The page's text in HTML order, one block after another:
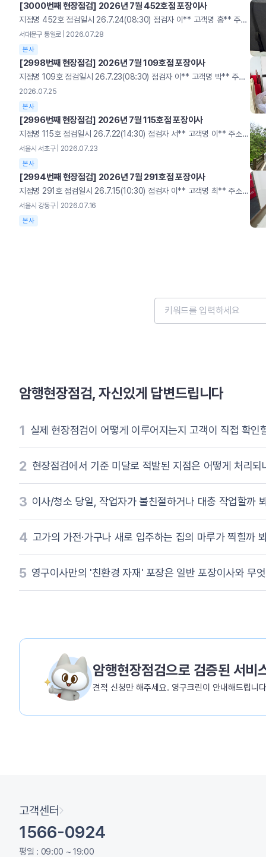
[3000번째 현장점검] 2026년 7월 452호점 포장이사
지점명 452호 점검일시 26.7.24(08:30) 점검자 이** 고객명 홍** 주소 서대문구 통일로 평가 3/5 총점 86 [우수] 기본기 준수 현장! 전용차량 및 전용자재 사용 양호 바닥보강 및 덧신 착용 우수 [개선] 소폭 개선 필요 사항 매뉴얼 포장 미흡 (끈 교차) 일부 인원 구형 유니폼 착용 아이스박스 커버 청결 미흡(얼룩) 항목 세부사항 배점 체크 점수 비고 차량도장(10점) 차량 외관 훼손 여부 점검(긁힘·벗겨짐·찌그러짐) 5 5 10 전/후/좌/우/상판점검 차량 내외관 오염 상태(먼지·기름때) 5 5 감점 미등록 차량 배정 적발 -5 0 차량연락처 미기재 -5 0 가점 신규 도장 차량 배정 +5 0 타사차량 이용시 0점 영구크린 전용차량 차량연락처 기재 항목 세부사항 배점 체크 점수 비고 복장상태(5점) 공식 유니폼 착용 규정 준수 4 0 1 미착용시패널티 발송 도착지 실내 덧신 착용 점검 1 1 가점 출발지 실내 덧신선제적 착용 +5 0 출발지 덧신 착용 바닥보강(0점) 감점 이동 경로 보강미흡 -2 0 0 규정 바닥보강재 미사용or혼용 사용 시바닥 보강 전체 항목 감점 문턱 바닥 보강미흡 -2 0 자재 적재 공간보강 미흡 -2 0 공간탈취(5점) 공간 탈취제 실시 여부 5 5 5 이사레터(5점) 고객 안내문 부착 여부 5 5 5 훼손 - 2점 안전수칙(5점) 현장 안전수칙 준수 여부 5 5 5 항목당 -1점 바닥보강재 설치 구형 유니폼 착용 항목 세부사항 배점 체크 점수 비고 자재관리(11점) 보유 친환경 PP박스규격 준수 3 3 11 미보유시 0점 신발박스 보유 2 2 보관 종류별 박스보관 상태 2 2 바닥 보강재보관 상태 2 2 결속용 끈 자재보관 상태 2 2 감점 기본 필수자재 미보유 -10 0 청결상태(9점) 현장 작업 유니폼 세탁/청결 3 3 6 불량/오염 자재즉시 교체 지시 포장 박스 내외부 오염 여부 1 1 포장 커버 청결/파손 여부 1 1 바구니 파손/오염 점검 1 1 식품용 아이스박스 위생 상태 3 0 오픈박스 포장 자재보관 이사레터 아이스박스(커버 얼룩) 항목 세부사항 배점 체크 점수 비고 포장(40점) 커버포장 N형 포장 간격/ 규격 유지 여부 20 15 35 20/15/10/0평가15/10/5/0평가 모서리 마감 및 구김(반듯한 접기) 15 15 가전/가구 맞춤 전용커버 사용 여부 5 5 감점 속지 이중 비닐포장 누락 -5 0 테이프 사용 적발 시포장점수 0점 전용 커버미사용 -5 0 주방 에어캡미포장 -5 0 규정 외 이삿짐테이프 사용 -20 0 진행상태(5점) 서비스 진행 중현장 정리정돈 상태 5 5 5 작업 중 자재 방치 및 동선 방해 시 감점 커버포장 이중비닐포장 포장작업 작업전경
서대문구 통일로 | 2026.07.28
본사
[2998번째 현장점검] 2026년 7월 109호점 포장이사
지점명 109호 점검일시 26.7.23(08:30) 점검자 이** 고객명 박** 주소 일산서구 대화로 평가 3/5 총점 89 [우수] 기본기 준수 현장! 전용자재 사용 양호 바닥보강 및 덧신 착용 우수 [개선] 소폭 개선 필요 사항 차량 사이드 미러 지지대 파손 끈 보관 상태 미흡, 아이스박스 외부 청결 미흡 항목 세부사항 배점 체크 점수 비고 차량도장(10점) 차량 외관 훼손 여부 점검(긁힘·벗겨짐·찌그러짐) 5 0 5 전/후/좌/우/상판점검 차량 내외관 오염 상태(먼지·기름때) 5 5 감점 미등록 차량 배정 적발 -5 0 차량연락처 미기재 -5 0 가점 신규 도장 차량 배정 +5 0 타사차량 이용시 0점 영구크린 전용차량 차량연락처 기재 항목 세부사항 배점 체크 점수 비고 복장상태(5점) 공식 유니폼 착용 규정 준수 4 4 5 미착용시패널티 발송 도착지 실내 덧신 착용 점검 1 1 가점 출발지 실내 덧신선제적 착용 +5 0 출발지 덧신 착용 바닥보강(0점) 감점 이동 경로 보강미흡 -2 0 0 규정 바닥보강재 미사용or혼용 사용 시바닥 보강 전체 항목 감점 문턱 바닥 보강미흡 -2 0 자재 적재 공간보강 미흡 -2 0 공간탈취(5점) 공간 탈취제 실시 여부 5 5 5 이사레터(5점) 고객 안내문 부착 여부 5 5 5 훼손 - 2점 안전수칙(5점) 현장 안전수칙 준수 여부 5 5 5 항목당 -1점 바닥보강재 설치 유니폼 착용 항목 세부사항 배점 체크 점수 비고 자재관리(11점) 보유 친환경 PP박스규격 준수 3 3 10 미보유시 0점 신발박스 보유 2 2 보관 종류별 박스보관 상태 2 2 바닥 보강재보관 상태 2 2 결속용 끈 자재보관 상태 2 1 감점 기본 필수자재 미보유 -10 0 청결상태(9점) 현장 작업 유니폼 세탁/청결 3 3 6 불량/오염 자재즉시 교체 지시 포장 박스 내외부 오염 여부 1 1 포장 커버 청결/파손 여부 1 1 바구니 파손/오염 점검 1 1 식품용 아이스박스 위생 상태 3 0 신발박스 보유 자재보관 자재보관 아이스박스 항목 세부사항 배점 체크 점수 비고 포장(40점) 커버포장 N형 포장 간격/ 규격 유지 여부 20 20 40 20/15/10/0평가15/10/5/0평가 모서리 마감 및 구김(반듯한 접기) 15 15 가전/가구 맞춤 전용커버 사용 여부 5 5 감점 속지 이중 비닐포장 누락 -5 0 테이프 사용 적발 시포장점수 0점 전용 커버미사용 -5 0 주방 에어캡미포장 -5 0 규정 외 이삿짐테이프 사용 -20 0 진행상태(5점) 서비스 진행 중현장 정리정돈 상태 5 5 5 작업 중 자재 방치 및 동선 방해 시 감점 커버포장 이중비닐포장 전용커버포장 커버 포장작업
2026.07.25
본사
[2996번째 현장점검] 2026년 7월 115호점 포장이사
지점명 115호 점검일시 26.7.22(14:30) 점검자 서** 고객명 이** 주소 서울시 서초구 평가 3/5 총점 98 [우수] 기본기 준수 현장! 전용차량 및 전용자재 사용 양호 바닥보강 및 덧신 착용 우수 [개선] 소폭 개선 필요 사항 커버포장 N자 미흡 ※ 포장 매뉴얼에 따라 깔끔하게 마무리될 수 있도록 유의 바랍니다. 항목 세부사항 배점 체크 점수 비고 차량도장(10점) 차량 외관 훼손 여부 점검(긁힘·벗겨짐·찌그러짐) 5 5 15 전/후/좌/우/상판점검 차량 내외관 오염 상태(먼지·기름때) 5 5 감점 미등록 차량 배정 적발 -5 0 차량연락처 미기재 -5 0 가점 신규 도장 차량 배정 +5 5 타사차량 이용시 0점 영구크린 전용차량 차량연락처 기재 항목 세부사항 배점 체크 점수 비고 복장상태(5점) 공식 유니폼 착용 규정 준수 4 4 5 미착용시패널티 발송 도착지 실내 덧신 착용 점검 1 1 가점 출발지 실내 덧신선제적 착용 +5 0 출발지 덧신 착용 바닥보강(0점) 감점 이동 경로 보강미흡 -2 0 0 규정 바닥보강재 미사용or혼용 사용 시바닥 보강 전체 항목 감점 문턱 바닥 보강미흡 -2 0 자재 적재 공간보강 미흡 -2 0 공간탈취(5점) 공간 탈취제 실시 여부 5 5 5 이사레터(5점) 고객 안내문 부착 여부 5 5 5 훼손 - 2점 안전수칙(5점) 현장 안전수칙 준수 여부 5 5 5 항목당 -1점 바닥보강재 설치 유니폼 착용 항목 세부사항 배점 체크 점수 비고 자재관리(11점) 보유 친환경 PP박스규격 준수 3 3 11 미보유시 0점 신발박스 보유 2 2 보관 종류별 박스보관 상태 2 2 바닥 보강재보관 상태 2 2 결속용 끈 자재보관 상태 2 2 감점 기본 필수자재 미보유 -10 0 청결상태(9점) 현장 작업 유니폼 세탁/청결 3 3 9 불량/오염 자재즉시 교체 지시 포장 박스 내외부 오염 여부 1 1 포장 커버 청결/파손 여부 1 1 바구니 파손/오염 점검 1 1 식품용 아이스박스 위생 상태 3 3 전용자재 자재보관 오픈박스 포장 아이스박스 항목 세부사항 배점 체크 점수 비고 포장(40점) 커버포장 N형 포장 간격/ 규격 유지 여부 20 15 35 20/15/10/0평가15/10/5/0평가 모서리 마감 및 구김(반듯한 접기) 15 15 가전/가구 맞춤 전용커버 사용 여부 5 5 감점 속지 이중 비닐포장 누락 -5 0 테이프 사용 적발 시포장점수 0점 전용 커버미사용 -5 0 주방 에어캡미포장 -5 0 규정 외 이삿짐테이프 사용 -20 0 진행상태(5점) 서비스 진행 중현장 정리정돈 상태 5 5 5 작업 중 자재 방치 및 동선 방해 시 감점 커버포장 이중비닐포장 가구 설치 커버포장 (N자 미흡)
서울시 서초구 | 2026.07.23
본사
[2994번째 현장점검] 2026년 7월 291호점 포장이사
지점명 291호 점검일시 26.7.15(10:30) 점검자 이** 고객명 최** 주소 서울시 강동구 평가 3/5 총점 90 [우수] 기본기 준수 현장! 전용차량 및 전용자재 사용 양호 바닥보강 및 자재정리 상태 양호 [개선] 소폭 개선 필요 사항 아이스박스 외부 청결 미흡 매뉴얼 포장 미흡 (끈 간격) ※ 포장 매뉴얼에 따라 깔끔하게 마무리될 수 있도록 유의 바랍니다. 항목 세부사항 배점 체크 점수 비고 차량도장(10점) 차량 외관 훼손 여부 점검(긁힘·벗겨짐·찌그러짐) 5 5 10 전/후/좌/우/상판점검 차량 내외관 오염 상태(먼지·기름때) 5 5 감점 미등록 차량 배정 적발 -5 0 차량연락처 미기재 -5 0 가점 신규 도장 차량 배정 +5 0 타사차량 이용시 0점 영구크린 전용차량 차량연락처 기재 항목 세부사항 배점 체크 점수 비고 복장상태(5점) 공식 유니폼 착용 규정 준수 4 4 5 미착용시패널티 발송 도착지 실내 덧신 착용 점검 1 1 가점 출발지 실내 덧신선제적 착용 +5 0 출발지 덧신 착용 바닥보강(0점) 감점 이동 경로 보강미흡 -2 0 0 규정 바닥보강재 미사용or혼용 사용 시바닥 보강 전체 항목 감점 문턱 바닥 보강미흡 -2 0 자재 적재 공간보강 미흡 -2 0 공간탈취(5점) 공간 탈취제 실시 여부 5 5 5 이사레터(5점) 고객 안내문 부착 여부 5 5 5 훼손 - 2점 안전수칙(5점) 현장 안전수칙 준수 여부 5 5 5 항목당 -2점 바닥보강재 설치 유니폼 착용 항목 세부사항 배점 체크 점수 비고 자재관리(11점) 보유 친환경 PP박스규격 준수 3 3 11 미보유시 0점 신발박스 보유 2 2 보관 종류별 박스보관 상태 2 2 바닥 보강재보관 상태 2 2 결속용 끈 자재보관 상태 2 2 감점 기본 필수자재 미보유 -20 0 청결상태(9점) 현장 작업 유니폼 세탁/청결 3 3 6 불량/오염 자재즉시 교체 지시 포장 박스 내외부 오염 여부 1 1 포장 커버 청결/파손 여부 1 1 바구니 파손/오염 점검 1 1 식품용 아이스박스 위생 상태 3 0 자재보관 자재보관 자재보관 아이스박스 항목 세부사항 배점 체크 점수 비고 포장(40점) 커버포장 포장 간격/ 규격 유지 여부 20 15 35 20/15/10/0평가15/10/5/0평가 모서리 마감 및 구김(반듯한 접기) 15 15 가전/가구 맞춤 전용커버 사용 여부 5 5 감점 속지 이중 비닐포장 누락 -5 0 테이프 사용 적발 시포장점수 0점 전용 커버미사용 -5 0 주방 에어캡미포장 -5 0 규정 외 이삿짐테이프 사용 -20 0 진행상태(5점) 서비스 진행 중현장 정리정돈 상태 5 5 5 작업 중 자재 방치 및 동선 방해 시 감점 커버포장 이중비닐포장 오픈박스 포장 작업전경
서울시 강동구 | 2026.07.16
본사
암행현장점검, 자신있게 답변드립니다
1 실제 현장점검이 어떻게 이루어지는지 고객이 직접 확인
2 현장점검에서 기준 미달로 적발된 지점은 어떻게 처리되
3 이사/청소 당일, 작업자가 불친절하거나 대충 작업할까
4 고가의 가전·가구나 새로 입주하는 집의 마루가 찍힐까
5 영구이사만의 '친환경 자재' 포장은 일반 포장이사와 무
암행현장점검으로 검증된 서비
견적 신청만 해주세요. 영구크린이 안내해드립니
고객센터
1566-0924
평일 : 09:00 ~ 19:00